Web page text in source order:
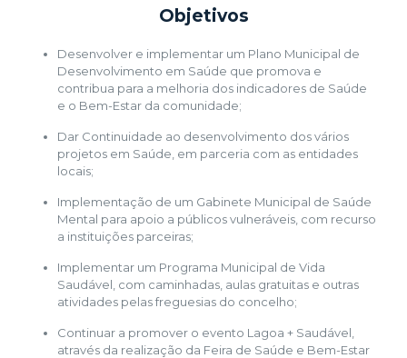
Objetivos
Desenvolver e implementar um Plano Municipal de
Desenvolvimento em Saúde que promova e
contribua para a melhoria dos indicadores de Saúde
e o Bem-Estar da comunidade;
Dar Continuidade ao desenvolvimento dos vários
projetos em Saúde, em parceria com as entidades
locais;
Implementação de um Gabinete Municipal de Saúde
Mental para apoio a públicos vulneráveis, com recurso
a instituições parceiras;
Implementar um Programa Municipal de Vida
Saudável, com caminhadas, aulas gratuitas e outras
atividades pelas freguesias do concelho;
Continuar a promover o evento Lagoa + Saudável,
através da realização da Feira de Saúde e Bem-Estar